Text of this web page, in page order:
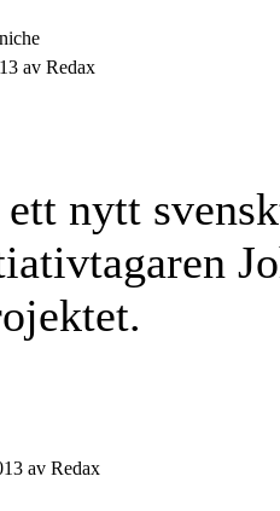
av Redax
ett nytt
av Redax